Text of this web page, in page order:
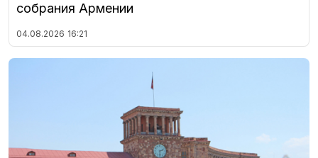
собрания Армении
04.08.2026 16:21